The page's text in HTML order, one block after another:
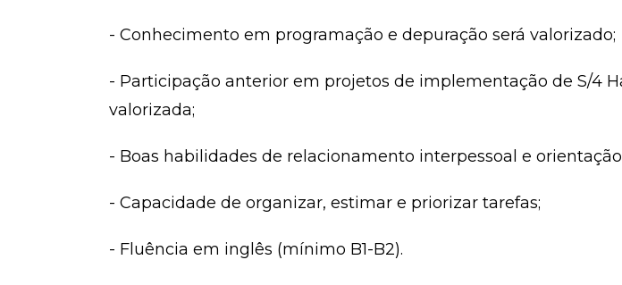
- Conhecimento em programação e depuração será valorizado;
- Participação anterior em projetos de implementação de S/4
valorizada;
- Boas habilidades de relacionamento interpessoal e
- Capacidade de organizar, estimar e priorizar tarefas;
- Fluência em inglês (mínimo B1-B2).